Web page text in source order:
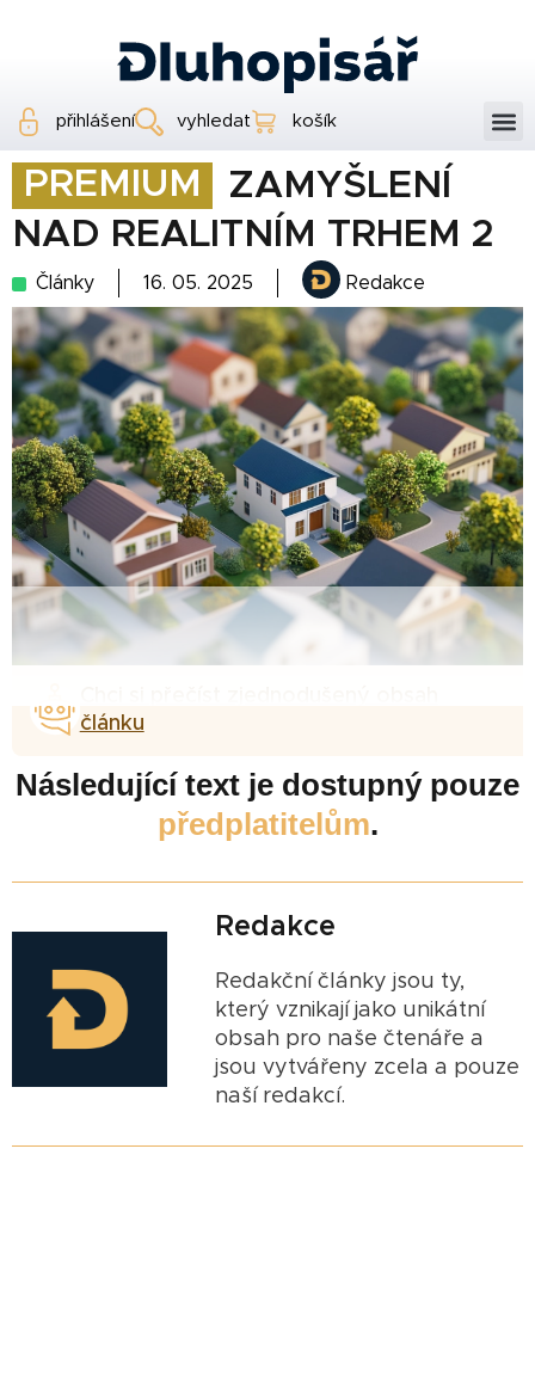
přihlášení vyhledat košík
PREMIUM
ZAMYŠLENÍ
NAD REALITNÍM TRHEM 2
Články 16. 05. 2025 Redakce
článku
Následující text je dostupný pouze
předplatitelům.
Redakce
Redakční články jsou ty,
který vznikají jako unikátní
obsah pro naše čtenáře a
jsou vytvářeny zcela a pouze
naší redakcí.